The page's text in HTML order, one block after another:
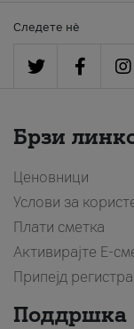
Следете нè
Брзи
Ценовници
Услови за
Плати сметка
Активирајте Е-
Припејд
Поддршка